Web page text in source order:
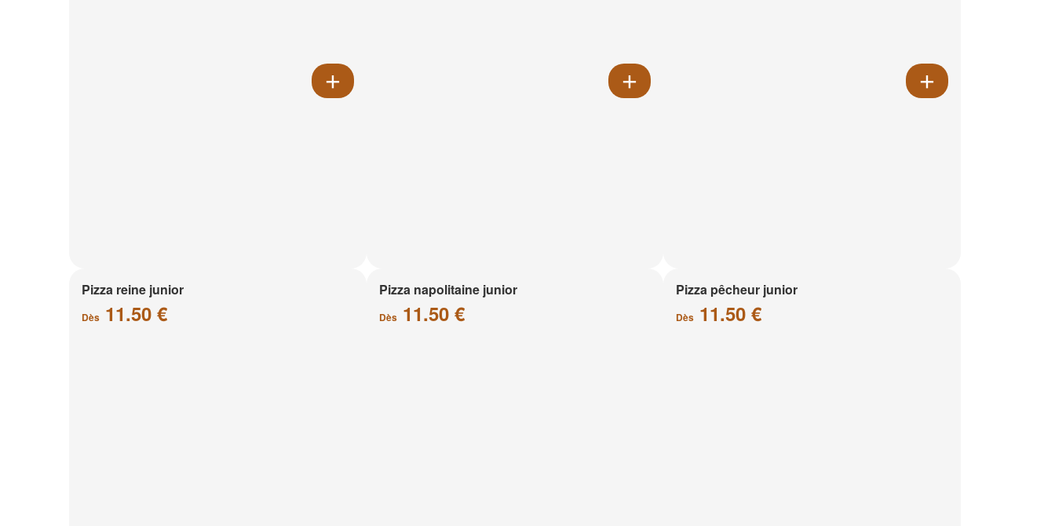
Pizza reine junior
Dès 11.50 €
Pizza napolitaine junior
Dès11.50 €
Pizza pêcheur junior
Dès 11.50 €